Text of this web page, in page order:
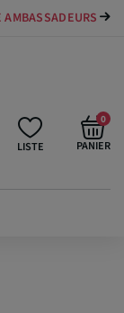
84 FOIS
LISTE PANIER
0